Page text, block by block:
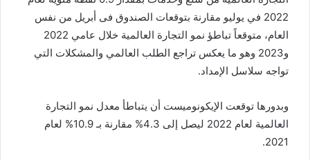
2022 في يوليو مقارنة بتوقعات الصندوق فى أبريل من نفس
العام، متوقعاً تباطؤ نمو التجارة العالمية خلال عامي 2022
و2023 وهو ما يعكس تراجع الطلب العالمي والمشكلات التي
تواجه سلاسل الإمداد.
وبدورها توقعت الإيكونوميست أن يتباطأ معدل نمو التجارة
العالمية لعام 2022 ليصل إلى 4.3% مقارنة بـ 10.9% لعام
2021.